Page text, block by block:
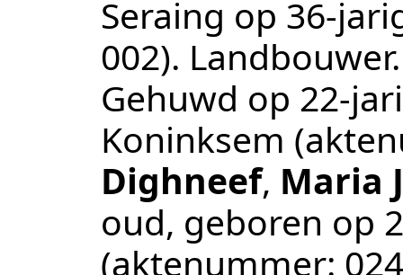
Seraing op 36-
002). Landbouwer.
Gehuwd op 22-
Koninksem
Dighneef, Maria
oud, geboren op
(aktenummer: 024